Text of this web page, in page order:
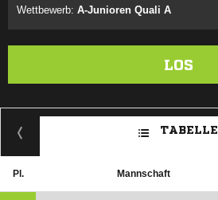
Wettbewerb: A-Junioren Quali A
LOS
TABELLE
Pl. Mannschaft